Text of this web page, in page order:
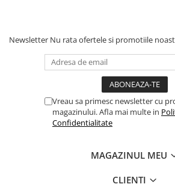
Newsletter Nu rata ofertele si promotiile
Vreau sa primesc newsletter cu
magazinului. Afla mai multe in
Confidentialitate
MAGAZINUL MEU
CLIENTI